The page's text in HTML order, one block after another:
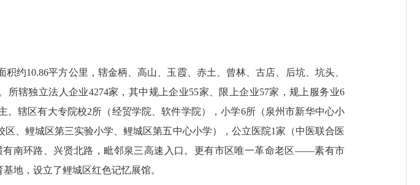
10.86平方公里，辖金柄、高山、玉霞、赤土、曾林、古店、后坑、坑头、
辖独立法人企业4274家，其中规上企业55家、限上企业57家，规上服务业6
辖区有大专院校2所（经贸学院、软件学院），小学6所（泉州市新华中心小
、鲤城区第三实验小学、鲤城区第五中心小学），公立医院1家（中医联合医
南环路、兴贤北路，毗邻泉三高速入口。更有市区唯一革命老区——素有市
地，设立了鲤城区红色记忆展馆。